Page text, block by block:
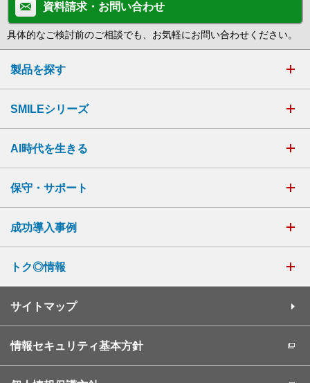
資料請求・お問い合わせ
具体的なご検討前のご相談でも、お気軽にお問い合わせください。
製品を探す
SMILEシリーズ
AI時代を生きる
保守・サポート
成功導入事例
トク◎情報
サイトマップ
情報セキュリティ基本方針